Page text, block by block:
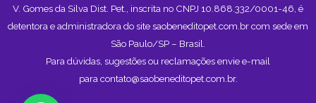
V. Gomes da Silva Dist. Pet., inscrita no CNPJ 10.868.332/0001-46, é
detentora e administradora do site saobeneditopet.com.br com sede em
São Paulo/SP – Brasil.
Para dúvidas, sugestões ou reclamações envie e-mail
paracontato@saobeneditopet.com.br.